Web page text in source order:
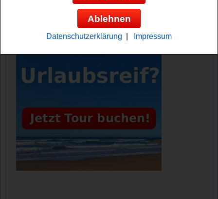
Anzeige:
Ablehnen
Datenschutzerklärung Impressum